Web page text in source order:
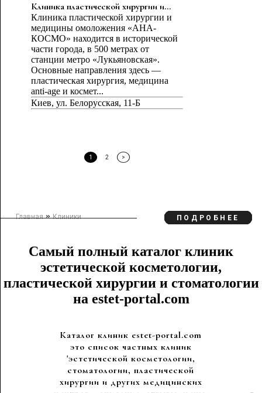
ПОДРОБНЕЕ
ПОДРОБНЕЕ
ПОДРОБНЕЕ
ПОДРОБНЕЕ
ПОДРОБНЕЕ
ПОДРОБНЕЕ
ПОДРОБНЕЕ
ПОДРОБНЕЕ
ПОДРОБНЕЕ
ПОДРОБНЕЕ
ПОДРОБНЕЕ
ПОДРОБНЕЕ
Клиника пластической хирургии и...
Клиника пластической хирургии и
медицины омоложения «АНА-
КОСМО» находится в исторической
части города, в 500 метрах от
станции метро «Лукьяновская».
Основные направления здесь ―
пластическая хирургия, медицина
anti-age и космет...
Киев, ул. Белорусская, 11-Б
ПОДРОБНЕЕ
1 2 >
Главная»Клиники
Самый полный каталог клиник
эстетической косметологии,
пластической хирургии и стоматологии
на estet-portal.com
Каталог клиник estet-portal.com
это список частных клиник
'эстетической косметологии,
стоматологии, пластической
хирургии и других медицинских